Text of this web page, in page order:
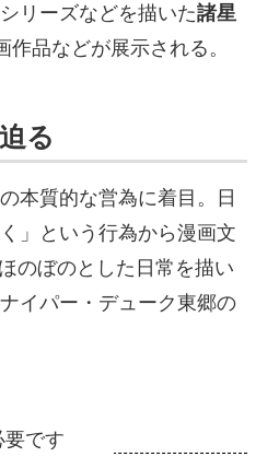
シリーズなどを描いた諸星
品などが展示される。
る
本質的な営為に着目。日
」という行為から漫画文
のぼのとした日常を描い
イパー・デューク東郷の
要です